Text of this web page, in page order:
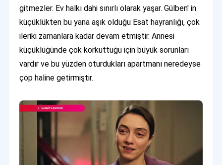
gitmezler. Ev halkı dahi sınırlı olarak yaşar. Gülben' in
küçüklükten bu yana aşık olduğu Esat hayranlığı, çok
ileriki zamanlara kadar devam etmiştir. Annesi
küçüklüğünde çok korkuttuğu için büyük sorunları
vardır ve bu yüzden oturdukları apartmanı neredeyse
çöp haline getirmiştir.